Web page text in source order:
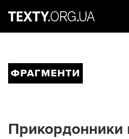
ФРАГМЕНТИ
Прикордонники